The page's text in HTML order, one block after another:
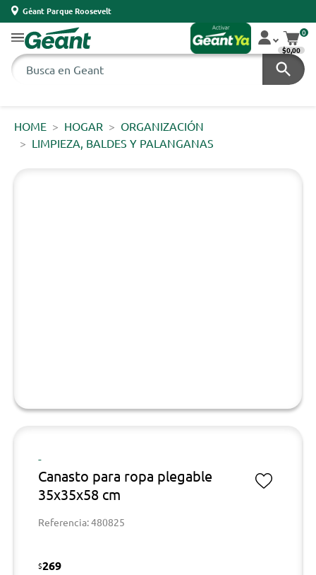
Géant Parque Roosevelt
0
$0,00
HOME HOGAR
ORGANIZACIÓN
LIMPIEZA, BALDES Y PALANGANAS
-
Canasto para ropa plegable
35x35x58 cm
Referencia: 480825
$269